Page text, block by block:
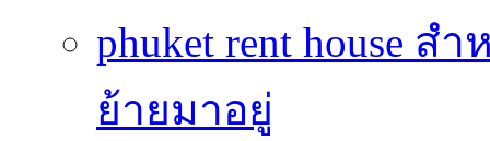
phuket rent house
ย้ายมาอยู่